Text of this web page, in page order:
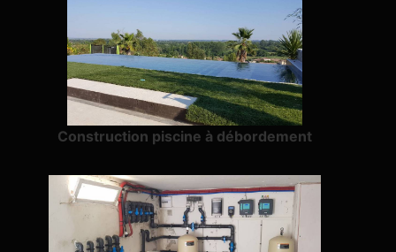
Construction piscine à débordement